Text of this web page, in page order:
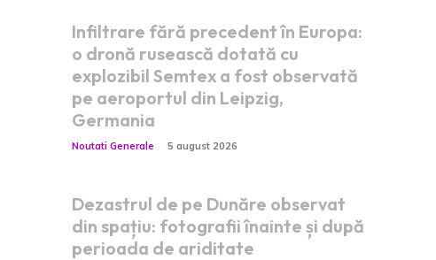
Infiltrare fără precedent în Europa:
o dronă rusească dotată cu
explozibil Semtex a fost observată
pe aeroportul din Leipzig,
Germania
Noutati Generale 5 august 2026
Dezastrul de pe Dunăre observat
din spațiu: fotografii înainte și după
perioada de ariditate